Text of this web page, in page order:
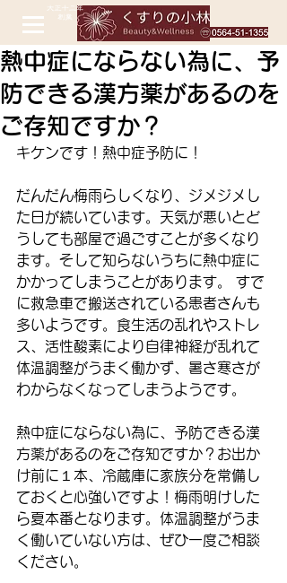
熱中症にならない為に、予
防できる漢方薬があるのを
ご存知ですか？
キケンです！熱中症予防に！
だんだん梅雨らしくなり、ジメジメし
た日が続いています。天気が悪いとど
うしても部屋で過ごすことが多くなり
ます。そして知らないうちに熱中症に
かかってしまうことがあります。 すで
に救急車で搬送されている患者さんも
多いようです。食生活の乱れやストレ
ス、活性酸素により自律神経が乱れて
体温調整がうまく働かず、暑さ寒さが
わからなくなってしまうようです。
熱中症にならない為に、予防できる漢
方薬があるのをご存知ですか？お出か
け前に１本、冷蔵庫に家族分を常備し
ておくと心強いですよ！梅雨明けした
ら夏本番となります。体温調整がうま
く働いていない方は、ぜひ一度ご相談
ください。